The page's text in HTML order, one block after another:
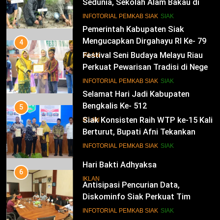
13
Pemerintah Kabupaten Siak
Mengucapkan Dirgahayu RI Ke- 79
IKLAN
14
Selamat Hari Jadi Kabupaten
Bengkalis Ke- 512
IKLAN
15
Hari Bakti Adhyaksa
IKLAN
16
Sedunia, Sekolah Alam Bakau di
Siak Cetak Generasi Penjaga
Pesisir
INFOTORIAL PEMKAB SIAK SIAK
4
Festival Seni Budaya Melayu Riau
Perkuat Pewarisan Tradisi di Negeri
Istana
INFOTORIAL PEMKAB SIAK SIAK
5
Siak Konsisten Raih WTP ke-15 Kali
Berturut, Bupati Afni Tekankan
Penguatan Tata Kelola Keuangan
INFOTORIAL PEMKAB SIAK SIAK
6
Antisipasi Pencurian Data,
Diskominfo Siak Perkuat Tim
Tanggap Insiden Siber Mendukung
INFOTORIAL PEMKAB SIAK SIAK